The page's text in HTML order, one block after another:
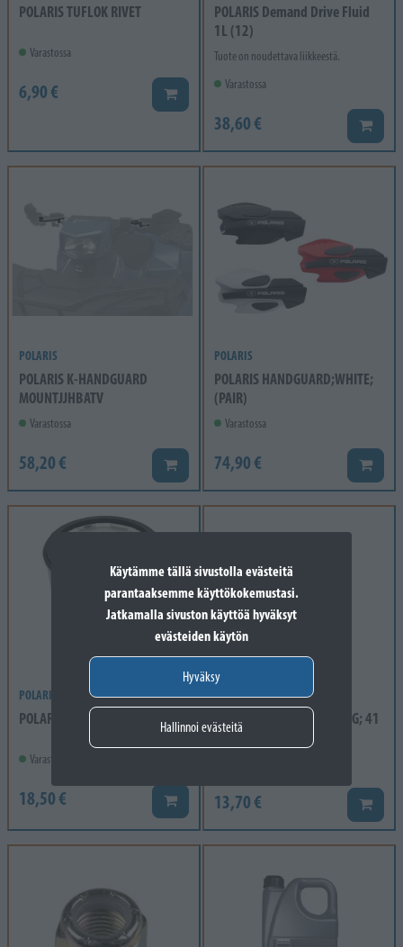
Käytämme tällä sivustolla evästeitä
parantaaksemme käyttökokemustasi.
Jatkamalla sivuston käyttöä hyväksyt
evästeiden käytön
Hyväksy
Hallinnoi evästeitä
POLARIS TUFLOK RIVET
Varastossa
6,90 € Lisää koriin
POLARIS Demand Drive Fluid
1L (12)
Tuote on noudettava liikkeestä.
Varastossa
38,60 € Lisää
POLARIS
POLARIS K-HANDGUARD
MOUNTJJHBATV
Varastossa
58,20 € Lisää koriin
POLARIS
POLARIS HANDGUARD;WHITE;
(PAIR)
Varastossa
74,90 € Lisää
POLARIS
POLARIS 10 MICRON OIL FILTER
Varastossa
18,50 € Lisää koriin
POLARIS
POLARIS CON ROD BEARING; 41
MM; GREEN
13,70 € Lisää